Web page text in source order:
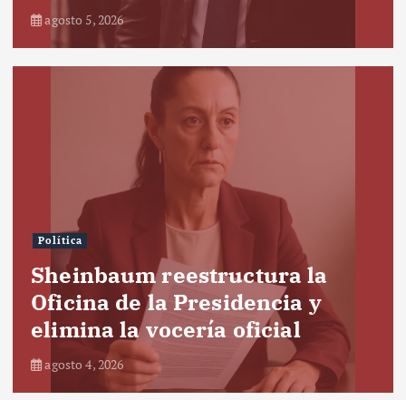
agosto 5, 2026
Política
Sheinbaum reestructura la
Oficina de la Presidencia y
elimina la vocería oficial
agosto 4, 2026